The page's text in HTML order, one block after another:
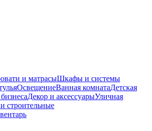
и матрасыШкафы и системы
ОсвещениеВанная комнатаДетская
Декор и аксессуарыУличная
строительные